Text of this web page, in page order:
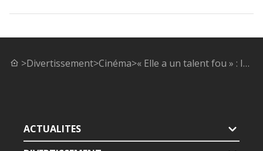
>Divertissement>Cinéma> « Elle a un talent fou » : Isabelle Adjani réagit au choix de Margaret Qualley pour le remake de son film culte
ACTUALITES